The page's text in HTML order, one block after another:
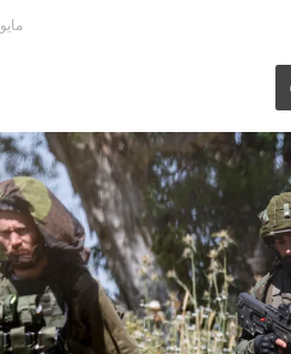
مايو 16, 2024 - 03:00